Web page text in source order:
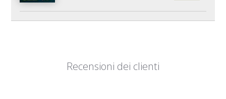
Recensioni dei clienti